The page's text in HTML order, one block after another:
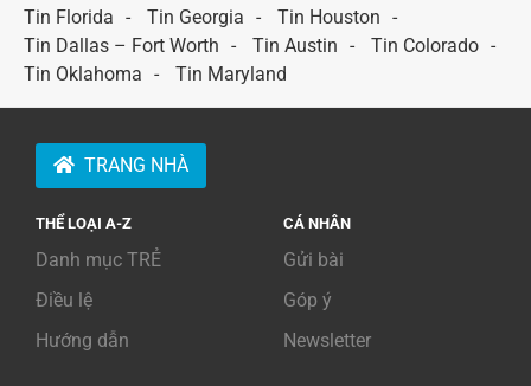
Tin Florida
Tin Georgia
Tin Houston
Tin Dallas – Fort Worth
Tin Austin
Tin Colorado
Tin Oklahoma
Tin Maryland
TRANG NHÀ
THỂ LOẠI A-Z
Danh mục TRẺ
Điều lệ
Hướng dẫn
CÁ NHÂN
Gửi bài
Góp ý
Newsletter